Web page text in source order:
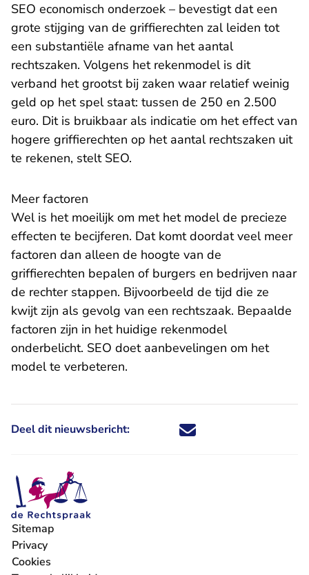
SEO economisch onderzoek – bevestigt dat een
grote stijging van de griffierechten zal leiden tot
een substantiële afname van het aantal
rechtszaken. Volgens het rekenmodel is dit
verband het grootst bij zaken waar relatief weinig
geld op het spel staat: tussen de 250 en 2.500
euro. Dit is bruikbaar als indicatie om het effect van
hogere griffierechten op het aantal rechtszaken uit
te rekenen, stelt SEO.
Meer factoren
Wel is het moeilijk om met het model de precieze
effecten te becijferen. Dat komt doordat veel meer
factoren dan alleen de hoogte van de
griffierechten bepalen of burgers en bedrijven naar
de rechter stappen. Bijvoorbeeld de tijd die ze
kwijt zijn als gevolg van een rechtszaak. Bepaalde
factoren zijn in het huidige rekenmodel
onderbelicht. SEO doet aanbevelingen om het
model te verbeteren.
Deel dit nieuwsbericht: Deel dit nieuwsbericht via X -
Deel dit nieuwsbericht via
Deel dit nieuwsbericht
Deel dit
Sitemap
Privacy
Cookies